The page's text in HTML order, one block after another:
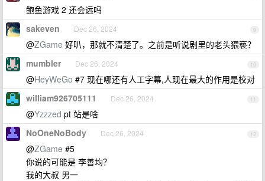
鲍鱼游戏 2 还会远吗
9
sakeven Dec 26, 2024
@ZGame 好叭，那就不清楚了。之前是听说剧里的老头猥亵？
10
mumbler Dec 26, 2024
@HeyWeGo #7 现在哪还有人工字幕,人现在最大的作用是校对
11
william926705111 Dec 26, 2024
@Yzzzed pt 站是啥
12
NoOneNoBody Dec 26, 2024
@ZGame #5
你说的可能是 李善均？
我的大叔 男一